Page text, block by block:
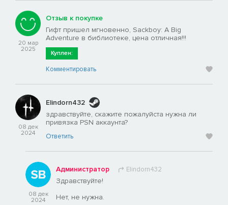
20 мар
2025
Отзыв к покупке
Гифт пришел мгновенно, Sackboy: A Big
Adventure в библиотеке, цена отличная!!!
Куплен:
Комментировать
08 дек
2024
Elindorn432
здравствуйте, скажите пожалуйста нужна ли
привязка PSN аккаунта?
Ответить
08 дек
2024
Администратор Elindorn432
Здравствуйте!
Нет, не нужна.